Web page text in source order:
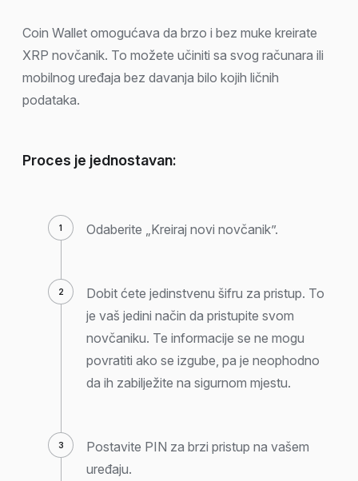
Coin Wallet omogućava da brzo i bez muke kreirate
XRP novčanik. To možete učiniti sa svog računara ili
mobilnog uređaja bez davanja bilo kojih ličnih
podataka.
Proces je jednostavan:
Odaberite „Kreiraj novi novčanik”.
Dobit ćete jedinstvenu šifru za pristup. To
je vaš jedini način da pristupite svom
novčaniku. Te informacije se ne mogu
povratiti ako se izgube, pa je neophodno
da ih zabilježite na sigurnom mjestu.
Postavite PIN za brzi pristup na vašem
uređaju.